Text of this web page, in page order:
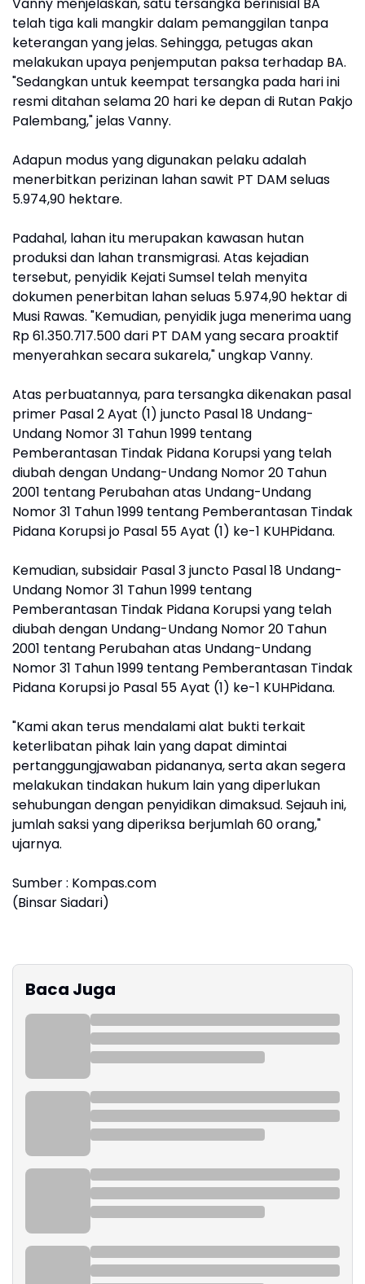
telah tiga kali mangkir dalam pemanggilan tanpa
keterangan yang jelas. Sehingga, petugas akan
melakukan upaya penjemputan paksa terhadap BA.
"Sedangkan untuk keempat tersangka pada hari ini
resmi ditahan selama 20 hari ke depan di Rutan Pakjo
Palembang," jelas Vanny.
Adapun modus yang digunakan pelaku adalah
menerbitkan perizinan lahan sawit PT DAM seluas
5.974,90 hektare.
Padahal, lahan itu merupakan kawasan hutan
produksi dan lahan transmigrasi. Atas kejadian
tersebut, penyidik Kejati Sumsel telah menyita
dokumen penerbitan lahan seluas 5.974,90 hektar di
Musi Rawas. "Kemudian, penyidik juga menerima uang
Rp 61.350.717.500 dari PT DAM yang secara proaktif
menyerahkan secara sukarela," ungkap Vanny.
Atas perbuatannya, para tersangka dikenakan pasal
primer Pasal 2 Ayat (1) juncto Pasal 18 Undang-
Undang Nomor 31 Tahun 1999 tentang
Pemberantasan Tindak Pidana Korupsi yang telah
diubah dengan Undang-Undang Nomor 20 Tahun
2001 tentang Perubahan atas Undang-Undang
Nomor 31 Tahun 1999 tentang Pemberantasan Tindak
Pidana Korupsi jo Pasal 55 Ayat (1) ke-1 KUHPidana.
Kemudian, subsidair Pasal 3 juncto Pasal 18 Undang-
Undang Nomor 31 Tahun 1999 tentang
Pemberantasan Tindak Pidana Korupsi yang telah
diubah dengan Undang-Undang Nomor 20 Tahun
2001 tentang Perubahan atas Undang-Undang
Nomor 31 Tahun 1999 tentang Pemberantasan Tindak
Pidana Korupsi jo Pasal 55 Ayat (1) ke-1 KUHPidana.
"Kami akan terus mendalami alat bukti terkait
keterlibatan pihak lain yang dapat dimintai
pertanggungjawaban pidananya, serta akan segera
melakukan tindakan hukum lain yang diperlukan
sehubungan dengan penyidikan dimaksud. Sejauh ini,
jumlah saksi yang diperiksa berjumlah 60 orang,"
ujarnya.
Sumber : Kompas.com
(Binsar Siadari)
Baca Juga